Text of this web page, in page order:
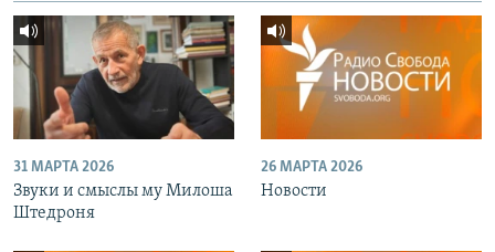
31 МАРТА 2026
Звуки и смыслы му Милоша
Штедроня
26 МАРТА 2026
Новости